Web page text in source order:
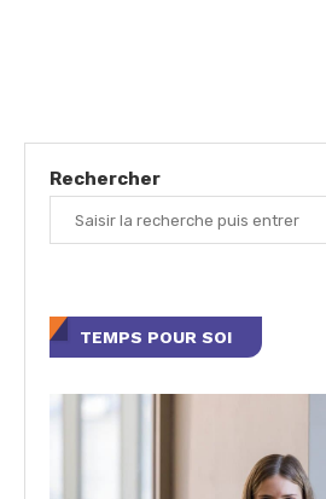
Rechercher
TEMPS POUR SOI